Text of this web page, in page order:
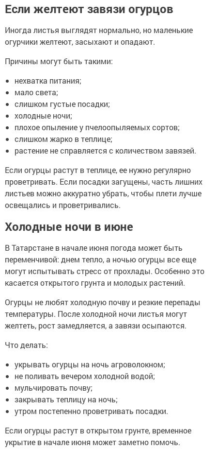
Если желтеют завязи огурцов
Иногда листья выглядят нормально, но маленькие
огурчики желтеют, засыхают и опадают.
Причины могут быть такими:
нехватка питания;
мало света;
слишком густые посадки;
холодные ночи;
плохое опыление у пчелоопыляемых сортов;
слишком жарко в теплице;
растение не справляется с количеством завязей.
Если огурцы растут в теплице, ее нужно регулярно
проветривать. Если посадки загущены, часть лишних
листьев можно аккуратно убрать, чтобы плети лучше
освещались и проветривались.
Холодные ночи в июне
В Татарстане в начале июня погода может быть
переменчивой: днем тепло, а ночью огурцы все еще
могут испытывать стресс от прохлады. Особенно это
касается открытого грунта и молодых растений.
Огурцы не любят холодную почву и резкие перепады
температуры. После холодной ночи листья могут
желтеть, рост замедляется, а завязи осыпаются.
Что делать:
укрывать огурцы на ночь агроволокном;
не поливать вечером холодной водой;
мульчировать почву;
закрывать теплицу на ночь;
утром постепенно проветривать посадки.
Если огурцы растут в открытом грунте, временное
укрытие в начале июня может заметно помочь.